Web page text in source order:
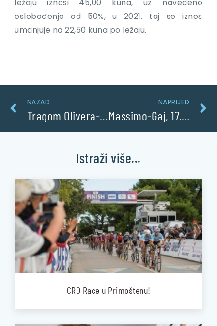
ležaju iznosi 45,00 kuna, uz navedeno
oslobođenje od 50%, u 2021. taj se iznos
umanjuje na 22,50 kuna po ležaju.
NAZAD
Tragom Olivera- Primošten
NAPRIJED
Massimo-Gaj, 17.07.2021.
Istraži više...
CRO Race u Primoštenu!